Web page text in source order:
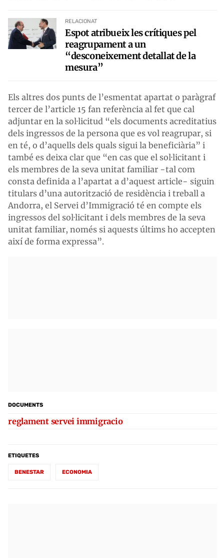
RELACIONAT
Espot atribueix les crítiques pel
reagrupament a un
“desconeixement detallat de la
mesura”
Els altres dos punts de l’esmentat apartat o paràgraf
tercer de l’article 15 fan referència al fet que cal
adjuntar en la sol·licitud “els documents acreditatius
dels ingressos de la persona que es vol reagrupar, si
en té, o d’aquells dels quals sigui la beneficiària” i
també es deixa clar que “en cas que el sol·licitant i
els membres de la seva unitat familiar −tal com
consta definida a l’apartat a d’aquest article− siguin
titulars d’una autorització de residència i treball a
Andorra, el Servei d’Immigració té en compte els
ingressos del sol·licitant i dels membres de la seva
unitat familiar, només si aquests últims ho accepten
així de forma expressa”.
DOCUMENTS
reglament servei immigracio
ETIQUETES
BENESTAR ECONOMIA